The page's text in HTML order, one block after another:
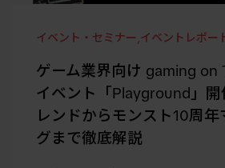
イベント・セミナー , イベントレポー
ゲーム業界向け gaming on
イベント「Playground」開
レンドからモンスト10周年
グまで徹底解説